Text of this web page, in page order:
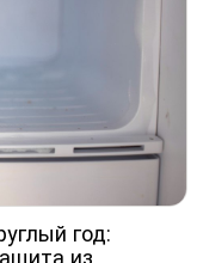
год: